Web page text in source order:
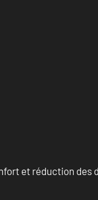
et réduction des